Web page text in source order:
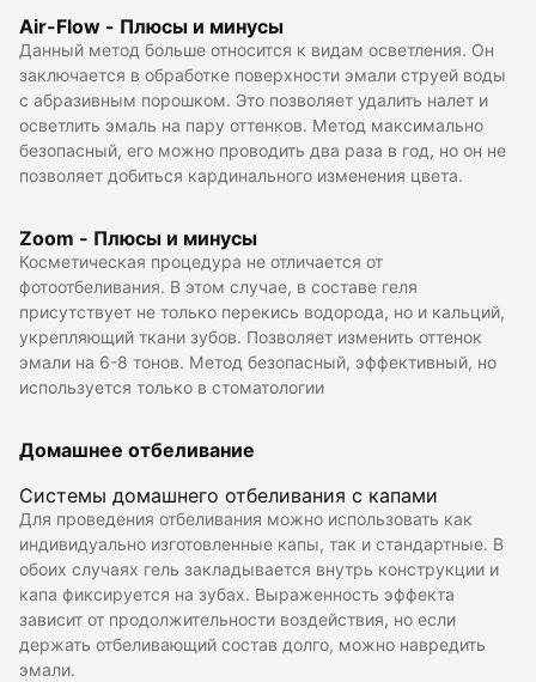
Air-Flow - Плюсы и минусы
Данный метод больше относится к видам осветления. Он
заключается в обработке поверхности эмали струей воды
с абразивным порошком. Это позволяет удалить налет и
осветлить эмаль на пару оттенков. Метод максимально
безопасный, его можно проводить два раза в год, но он не
позволяет добиться кардинального изменения цвета.
Zoom - Плюсы и минусы
Косметическая процедура не отличается от
фотоотбеливания. В этом случае, в составе геля
присутствует не только перекись водорода, но и кальций,
укрепляющий ткани зубов. Позволяет изменить оттенок
эмали на 6-8 тонов. Метод безопасный, эффективный, но
используется только в стоматологии
Домашнее отбеливание
Системы домашнего отбеливания с капами
Для проведения отбеливания можно использовать как
индивидуально изготовленные капы, так и стандартные. В
обоих случаях гель закладывается внутрь конструкции и
капа фиксируется на зубах. Выраженность эффекта
зависит от продолжительности воздействия, но если
держать отбеливающий состав долго, можно навредить
эмали.